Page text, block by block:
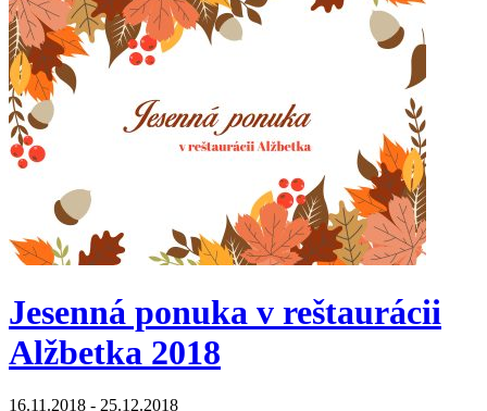
Jesenná ponuka v reštaurácii
Alžbetka 2018
16.11.2018 - 25.12.2018